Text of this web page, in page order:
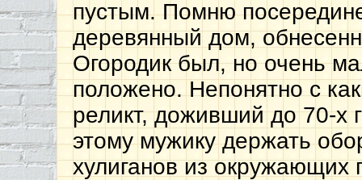
пустым. Помню
деревянный дом,
Огородик был, но очень
положено. Непонятно с
реликт, доживший до 70-х
этому мужику держать
хулиганов из окружающих